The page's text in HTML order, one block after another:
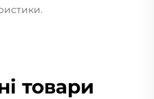
товари